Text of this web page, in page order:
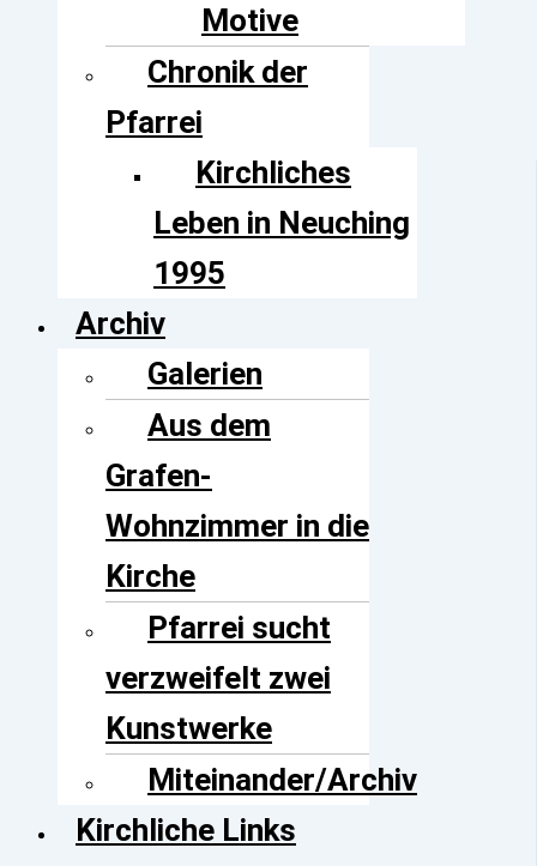
Motive
Chronik der
Pfarrei
Kirchliches
Leben in Neuching
1995
Archiv
Galerien
Aus dem
Grafen-
Wohnzimmer in die
Kirche
Pfarrei sucht
verzweifelt zwei
Kunstwerke
Miteinander/Archiv
Kirchliche Links